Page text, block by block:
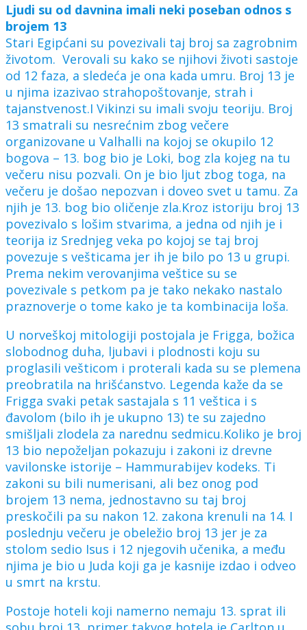
Ljudi su od davnina imali neki poseban odnos s
brojem 13
Stari Egipćani su povezivali taj broj sa zagrobnim
životom. Verovali su kako se njihovi životi sastoje
od 12 faza, a sledeća je ona kada umru. Broj 13 je
u njima izazivao strahopoštovanje, strah i
tajanstvenost.I Vikinzi su imali svoju teoriju. Broj
13 smatrali su nesrećnim zbog večere
organizovane u Valhalli na kojoj se okupilo 12
bogova – 13. bog bio je Loki, bog zla kojeg na tu
večeru nisu pozvali. On je bio ljut zbog toga, na
večeru je došao nepozvan i doveo svet u tamu. Za
njih je 13. bog bio oličenje zla.Kroz istoriju broj 13
povezivalo s lošim stvarima, a jedna od njih je i
teorija iz Srednjeg veka po kojoj se taj broj
povezuje s vešticama jer ih je bilo po 13 u grupi.
Prema nekim verovanjima veštice su se
povezivale s petkom pa je tako nekako nastalo
praznoverje o tome kako je ta kombinacija loša.
U norveškoj mitologiji postojala je Frigga, božica
slobodnog duha, ljubavi i plodnosti koju su
proglasili vešticom i proterali kada su se plemena
preobratila na hrišćanstvo. Legenda kaže da se
Frigga svaki petak sastajala s 11 veštica i s
đavolom (bilo ih je ukupno 13) te su zajedno
smišljali zlodela za narednu sedmicu.Koliko je broj
13 bio nepoželjan pokazuju i zakoni iz drevne
vavilonske istorije – Hammurabijev kodeks. Ti
zakoni su bili numerisani, ali bez onog pod
brojem 13 nema, jednostavno su taj broj
preskočili pa su nakon 12. zakona krenuli na 14. I
poslednju večeru je obeležio broj 13 jer je za
stolom sedio Isus i 12 njegovih učenika, a među
njima je bio u Juda koji ga je kasnije izdao i odveo
u smrt na krstu.
Postoje hoteli koji namerno nemaju 13. sprat ili